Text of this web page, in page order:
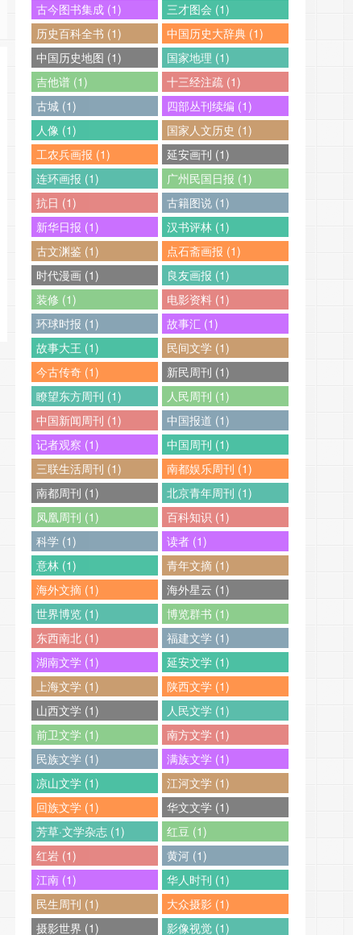
古今图书集成 (1)
三才图会 (1)
历史百科全书 (1)
中国历史大辞典 (1)
中国历史地图 (1)
国家地理 (1)
吉他谱 (1)
十三经注疏 (1)
古城 (1)
四部丛刊续编 (1)
人像 (1)
国家人文历史 (1)
工农兵画报 (1)
延安画刊 (1)
连环画报 (1)
广州民国日报 (1)
抗日 (1)
古籍图说 (1)
新华日报 (1)
汉书评林 (1)
古文渊鉴 (1)
点石斋画报 (1)
时代漫画 (1)
良友画报 (1)
装修 (1)
电影资料 (1)
环球时报 (1)
故事汇 (1)
故事大王 (1)
民间文学 (1)
今古传奇 (1)
新民周刊 (1)
瞭望东方周刊 (1)
人民周刊 (1)
中国新闻周刊 (1)
中国报道 (1)
记者观察 (1)
中国周刊 (1)
三联生活周刊 (1)
南都娱乐周刊 (1)
南都周刊 (1)
北京青年周刊 (1)
凤凰周刊 (1)
百科知识 (1)
科学 (1)
读者 (1)
意林 (1)
青年文摘 (1)
海外文摘 (1)
海外星云 (1)
世界博览 (1)
博览群书 (1)
东西南北 (1)
福建文学 (1)
湖南文学 (1)
延安文学 (1)
上海文学 (1)
陕西文学 (1)
山西文学 (1)
人民文学 (1)
前卫文学 (1)
南方文学 (1)
民族文学 (1)
满族文学 (1)
凉山文学 (1)
江河文学 (1)
回族文学 (1)
华文文学 (1)
芳草·文学杂志 (1)
红豆 (1)
红岩 (1)
黄河 (1)
江南 (1)
华人时刊 (1)
民生周刊 (1)
大众摄影 (1)
摄影世界 (1)
影像视觉 (1)